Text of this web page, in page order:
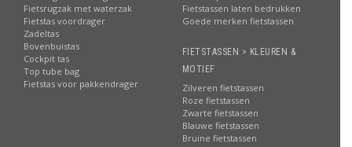
Fietsrugzak met waterzak
Fietstas voordrager
Zadeltas
Bovenbuistas
Cockpit tas
Top tube bag
Fietstas voor pakkendrager
Fietstassen laten bedrukken
Goede merken fietstassen
FIETSTASSEN > KLEUREN &
MOTIEF
Zilveren fietstassen
Roze fietstassen
Zwarte fietstassen
Blauwe fietstassen
Bruine fietstassen